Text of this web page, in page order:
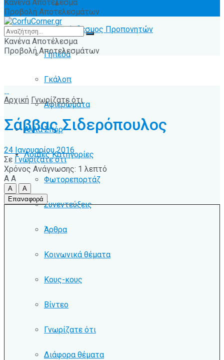
Ειδήσεις
Σύνδεσμος Προπονητών
Γήπεδα
Γκάλοπ
Αφιερώματα
Άλλα Σπόρ
Λοιπές Κατηγορίες
Φωτορεπορτάζ
Συνεντεύξεις
Άρθρα
Κοινωνικά θέματα
Κους-κους
Βίντεο
Γνωρίζατε ότι
Διάφορα θέματα
Κανένα Αποτέλεσμα
Προβολή Αποτελεσμάτων
Κανένα Αποτέλεσμα
Προβολή Αποτελεσμάτων
Αρχική Γνωρίζατε ότι
Σάββας Σιδερόπουλος
24 Ιανουαρίου 2016
Σε Γνωρίζατε ότι
Χρόνος Ανάγνωσης: 1 λεπτό
A A
A
A
Επαναφορά